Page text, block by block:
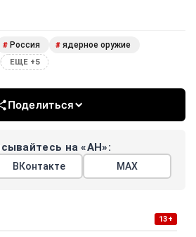
# Россия # ядерное оружие
ЕЩЕ +5
Поделиться
на «АН»:
ВКонтакте МАХ
13+